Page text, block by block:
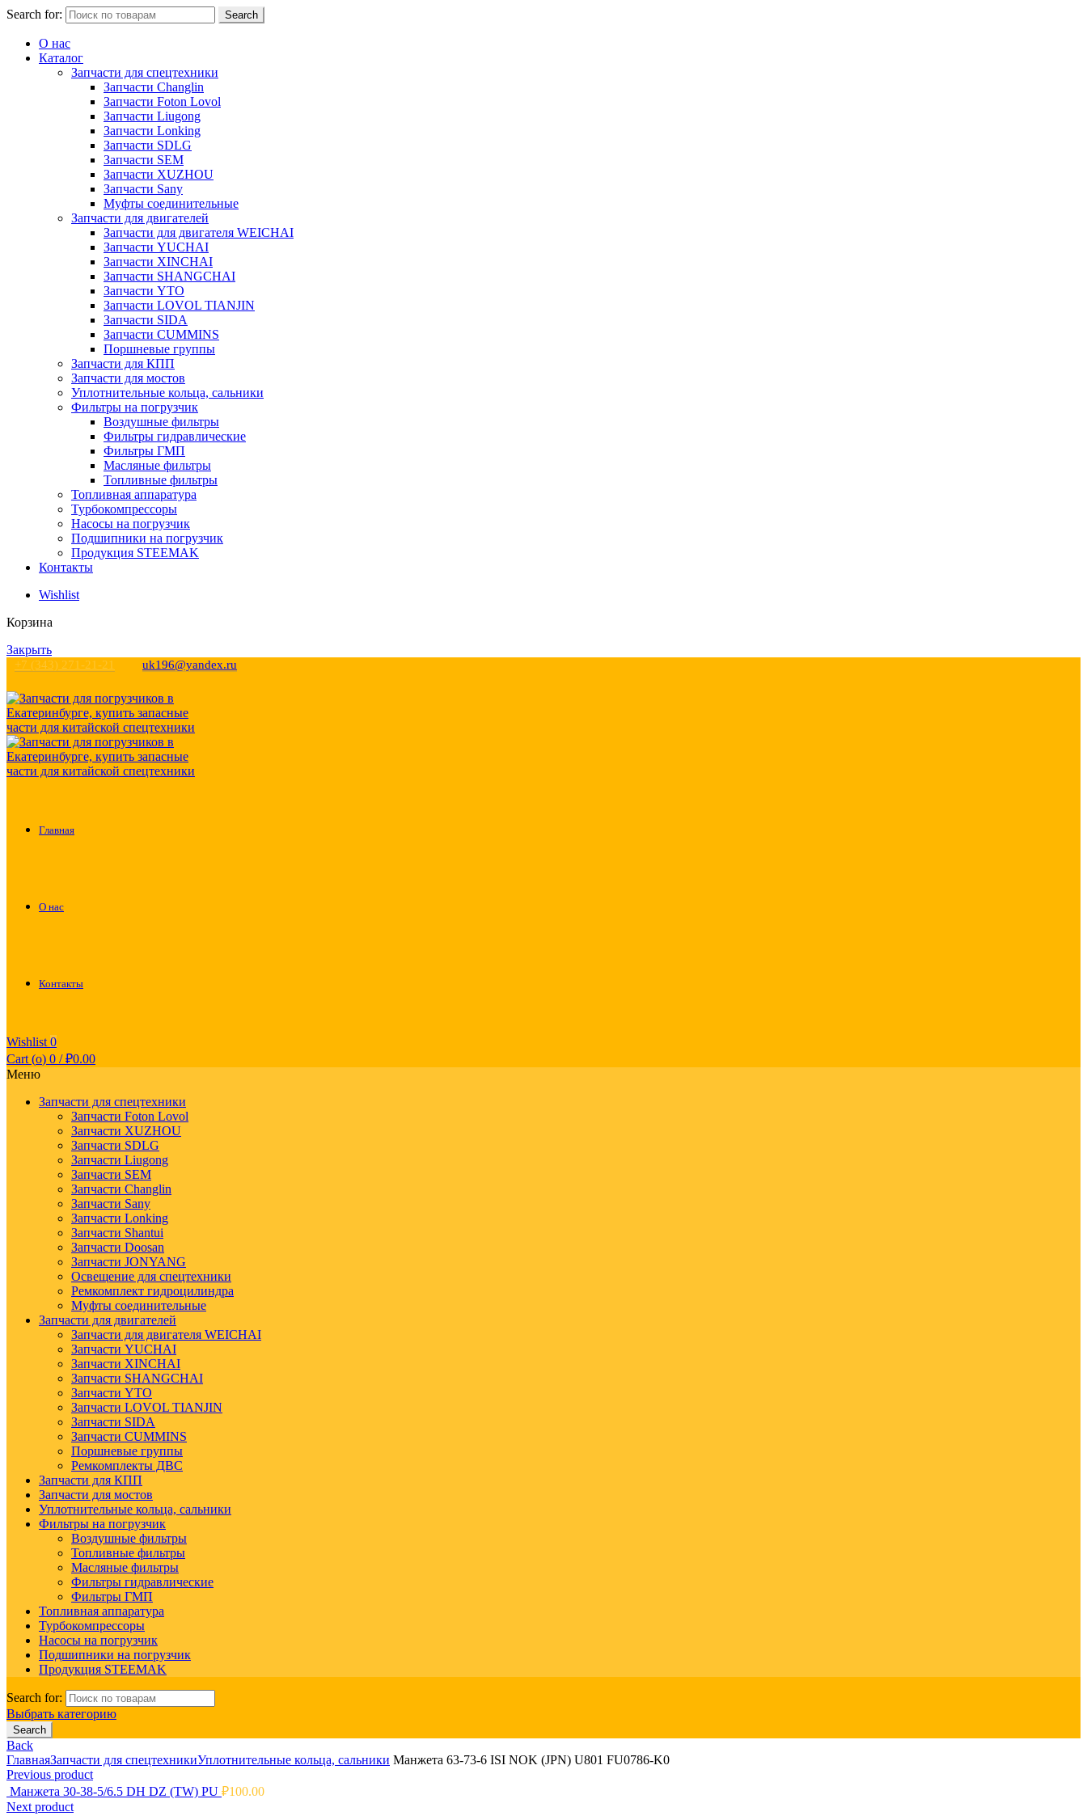
Search for: Search
О нас
Каталог
Запчасти для спецтехники
Запчасти Changlin
Запчасти Foton Lovol
Запчасти Liugong
Запчасти Lonking
Запчасти SDLG
Запчасти SEM
Запчасти XUZHOU
Запчасти Sany
Муфты соединительные
Запчасти для двигателей
Запчасти для двигателя WEICHAI
Запчасти YUCHAI
Запчасти XINCHAI
Запчасти SHANGCHAI
Запчасти YTO
Запчасти LOVOL TIANJIN
Запчасти SIDA
Запчасти CUMMINS
Поршневые группы
Запчасти для КПП
Запчасти для мостов
Уплотнительные кольца, сальники
Фильтры на погрузчик
Воздушные фильтры
Фильтры гидравлические
Фильтры ГМП
Масляные фильтры
Топливные фильтры
Топливная аппаратура
Турбокомпрессоры
Насосы на погрузчик
Подшипники на погрузчик
Продукция STEEMAK
Контакты
Wishlist
Корзина
Закрыть
+7 (343) 271-21-21 uk196@yandex.ru
Главная
О нас
Контакты
Wishlist 0
Cart (o) 0 / ₽0.00
Меню
Запчасти для спецтехники
Запчасти Foton Lovol
Запчасти XUZHOU
Запчасти SDLG
Запчасти Liugong
Запчасти SEM
Запчасти Changlin
Запчасти Sany
Запчасти Lonking
Запчасти Shantui
Запчасти Doosan
Запчасти JONYANG
Освещение для спецтехники
Ремкомплект гидроцилиндра
Муфты соединительные
Запчасти для двигателей
Запчасти для двигателя WEICHAI
Запчасти YUCHAI
Запчасти XINCHAI
Запчасти SHANGCHAI
Запчасти YTO
Запчасти LOVOL TIANJIN
Запчасти SIDA
Запчасти CUMMINS
Поршневые группы
Ремкомплекты ДВС
Запчасти для КПП
Запчасти для мостов
Уплотнительные кольца, сальники
Фильтры на погрузчик
Воздушные фильтры
Топливные фильтры
Масляные фильтры
Фильтры гидравлические
Фильтры ГМП
Топливная аппаратура
Турбокомпрессоры
Насосы на погрузчик
Подшипники на погрузчик
Продукция STEEMAK
Search for:
Выбрать категорию
Search
Back
ГлавнаяЗапчасти для спецтехникиУплотнительные кольца, сальники Манжета 63-73-6 ISI NOK (JPN) U801 FU0786-K0
Previous product
Манжета 30-38-5/6.5 DH DZ (TW) PU ₽100.00
Next product